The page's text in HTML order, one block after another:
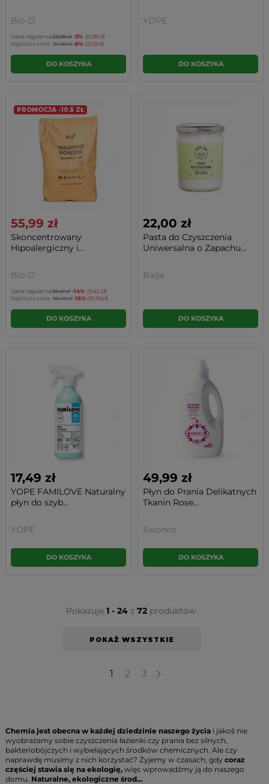
Bio-D
Cena regularna:33,98 zł -3% (0,99 zł)
Najniższa cena: 34,99 zł-6% (2,00zł)
DO KOSZYKA
YOPE
DO KOSZYKA
PROMOCJA -10.5 ZŁ
55,99 zł
Skoncentrowany
Hipoalergiczny i...
Bio-D
Cena regularna:65,41 zł -14% (9,42 zł)
Najniższa cena: 66,49 zł-16% (10,50zł)
DO KOSZYKA
22,00 zł
Pasta do Czyszczenia
Uniwersalna o Zapachu...
Balja
DO KOSZYKA
17,49 zł
YOPE FAMILOVE Naturalny
płyn do szyb...
YOPE
DO KOSZYKA
49,99 zł
Płyn do Prania Delikatnych
Tkanin Rose...
Swonco
DO KOSZYKA
Pokazuje 1 - 24z 72produktów
POKAŻ WSZYSTKIE
1 2 3
Chemia jest obecna w każdej dziedzinie naszego życia i jakoś nie
wyobrażamy sobie czyszczenia łazienki czy prania bez silnych,
bakteriobójczych i wybielających środków chemicznych. Ale czy
naprawdę musimy z nich korzystać? Żyjemy w czasach, gdy coraz
częściej stawia się na ekologię, więc wprowadźmy ją do naszego
domu. Naturalne, ekologiczne środ...